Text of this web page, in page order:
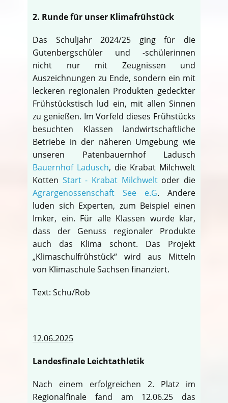
2. Runde für unser Klimafrühstück
Das Schuljahr 2024/25 ging für die
Gutenbergschüler und -schülerinnen
nicht nur mit Zeugnissen und
Auszeichnungen zu Ende, sondern ein mit
leckeren regionalen Produkten gedeckter
Frühstückstisch lud ein, mit allen Sinnen
zu genießen. Im Vorfeld dieses Frühstücks
besuchten Klassen landwirtschaftliche
Betriebe in der näheren Umgebung wie
unseren Patenbauernhof Ladusch
Bauernhof Ladusch, die Krabat Milchwelt
Kotten Start - Krabat Milchweltoder die
Agrargenossenschaft See e.G. Andere
luden sich Experten, zum Beispiel einen
Imker, ein. Für alle Klassen wurde klar,
dass der Genuss regionaler Produkte
auch das Klima schont. Das Projekt
„Klimaschulfrühstück“ wird aus Mitteln
von Klimaschule Sachsen finanziert.
Text: Schu/Rob
12.06.2025
Landesfinale Leichtathletik
Nach einem erfolgreichen 2. Platz im
Regionalfinale fand am 12.06.25 das